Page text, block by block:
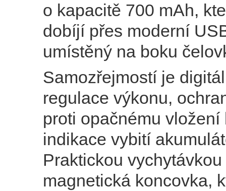
o kapacitě 700 mAh,
dobíjí přes moderní
umístěný na boku
Samozřejmostí je
regulace výkonu,
proti opačnému vložení
indikace vybití
Praktickou vychytávkou
magnetická koncovka,